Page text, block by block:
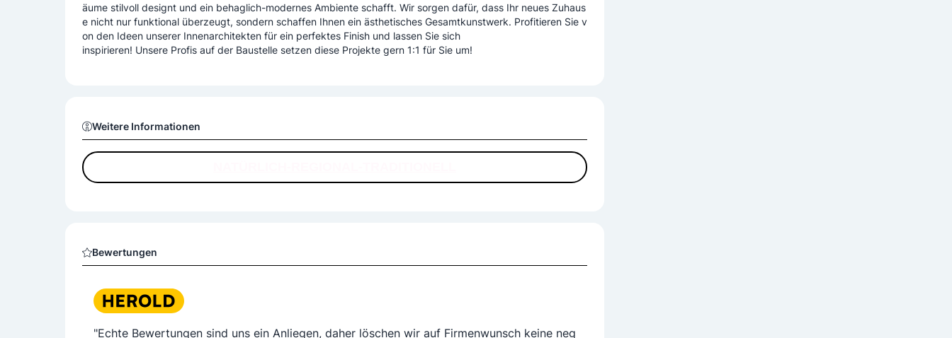
äume stilvoll designt und ein behaglich-modernes Ambiente schafft. Wir sorgen dafür, dass Ihr neues Zuhaus
e nicht nur funktional überzeugt, sondern schaffen Ihnen ein ästhetisches Gesamtkunstwerk. Profitieren Sie v
on den Ideen unserer Innenarchitekten für ein perfektes Finish und lassen Sie sich
inspirieren! Unsere Profis auf der Baustelle setzen diese Projekte gern 1:1 für Sie um!
Weitere Informationen
Bewertungen
"Echte Bewertungen sind uns ein Anliegen, daher löschen wir auf Firmenwunsch keine neg